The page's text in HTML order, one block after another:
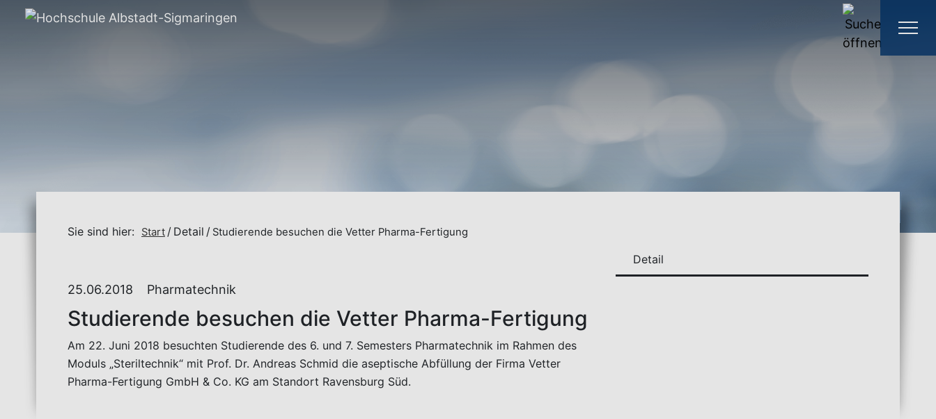
Sie sind hier: Start Detail Studierende besuchen die Vetter Pharma-Fertigung
25.06.2018 Pharmatechnik
Studierende besuchen die Vetter Pharma-Fertigung
Am 22. Juni 2018 besuchten Studierende des 6. und 7. Semesters Pharmatechnik im Rahmen des
Moduls „Steriltechnik“ mit Prof. Dr. Andreas Schmid die aseptische Abfüllung der Firma Vetter
Pharma-Fertigung GmbH & Co. KG am Standort Ravensburg Süd.
Detail